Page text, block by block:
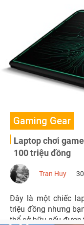
Gaming Gear
Laptop chơi
100 triệu đồng
Tran Huy
Đây là một chiếc
triệu đồng nhưng
thể sở hữu nếu được